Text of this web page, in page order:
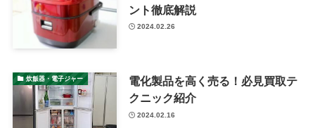
ント徹底解説
2024.02.26
炊飯器・電子ジャー
電化製品を高く売る！必見買取テ
クニック紹介
2024.02.16